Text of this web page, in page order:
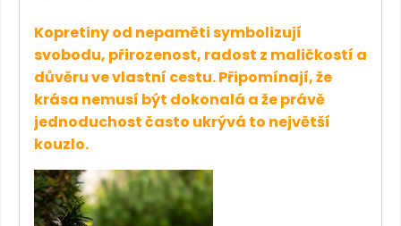
Kopretiny od nepaměti symbolizují
svobodu, přirozenost, radost z maličkostí a
důvěru ve vlastní cestu. Připomínají, že
krása nemusí být dokonalá a že právě
jednoduchost často ukrývá to největší
kouzlo.